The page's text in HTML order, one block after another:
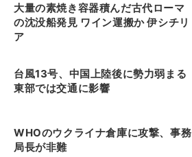
大量の素焼き容器積んだ古代ローマ
の沈没船発見 ワイン運搬か 伊シチリ
ア
台風13号、中国上陸後に勢力弱まる
東部では交通に影響
WHOのウクライナ倉庫に攻撃、事務
局長が非難